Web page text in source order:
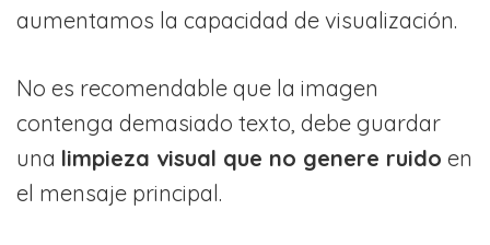
aumentamos la capacidad de visualización.
No es recomendable que la imagen
contenga demasiado texto, debe guardar
una limpieza visual que no genere ruido en
el mensaje principal.